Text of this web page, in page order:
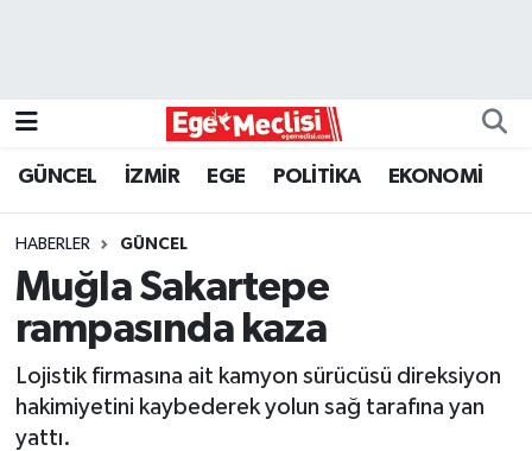
GÜNCEL İZMİR EGE POLİTİKA EKONOMİ
HABERLER GÜNCEL
Muğla Sakartepe
rampasında kaza
Lojistik firmasına ait kamyon sürücüsü direksiyon
hakimiyetini kaybederek yolun sağ tarafına yan
yattı.
GÜNCEL
İZMİR
ÖZEL HABER